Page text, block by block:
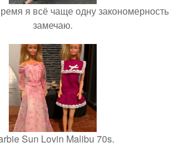
я всё чаще одну закономерность
замечаю.
Sun Lovin Malibu 70s.